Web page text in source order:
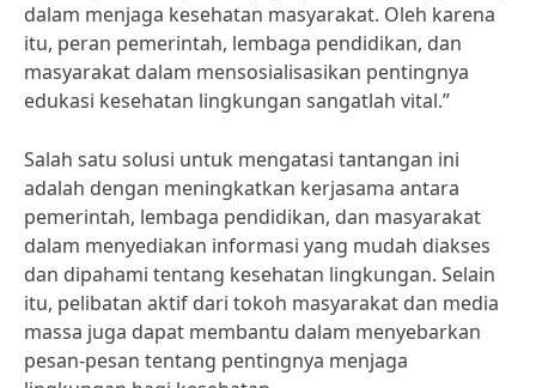
dalam menjaga kesehatan masyarakat. Oleh karena
itu, peran pemerintah, lembaga pendidikan, dan
masyarakat dalam mensosialisasikan pentingnya
edukasi kesehatan lingkungan sangatlah vital.”
Salah satu solusi untuk mengatasi tantangan ini
adalah dengan meningkatkan kerjasama antara
pemerintah, lembaga pendidikan, dan masyarakat
dalam menyediakan informasi yang mudah diakses
dan dipahami tentang kesehatan lingkungan. Selain
itu, pelibatan aktif dari tokoh masyarakat dan media
massa juga dapat membantu dalam menyebarkan
pesan-pesan tentang pentingnya menjaga